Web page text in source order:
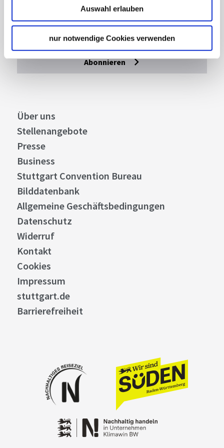
Auswahl erlauben
nur notwendige Cookies verwenden
Highlights und aktuellen Angeboten in
Stuttgart und Region immer up-to-date.
Abonnieren
Über uns
Stellenangebote
Presse
Business
Stuttgart Convention Bureau
Bilddatenbank
Allgemeine Geschäftsbedingungen
Datenschutz
Widerruf
Kontakt
Cookies
Impressum
stuttgart.de
Barrierefreiheit